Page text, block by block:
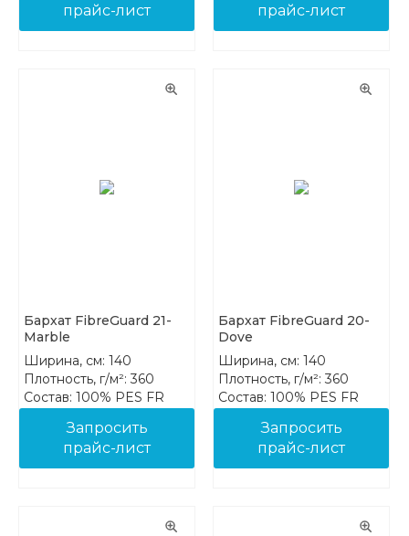
прайс-лист
прайс-лист
Бархат FibreGuard 21-
Marble
Ширина, см: 140
Плотность, г/м²: 360
Состав: 100% PES FR
Запросить
прайс-лист
Бархат FibreGuard 20-
Dove
Ширина, см: 140
Плотность, г/м²: 360
Состав: 100% PES FR
Запросить
прайс-лист